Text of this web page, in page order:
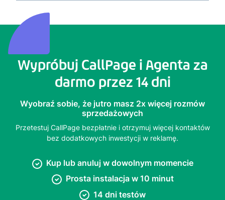
Wypróbuj CallPage i Agenta za
darmo przez 14 dni
Wyobraź sobie, że jutro masz 2x więcej rozmów
sprzedażowych
Przetestuj CallPage bezpłatnie i otrzymuj więcej kontaktów
bez dodatkowych inwestycji w reklamę.
Kup lub anuluj w dowolnym momencie
Prosta instalacja w 10 minut
14 dni testów